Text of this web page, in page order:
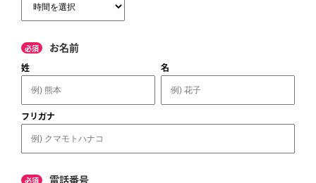
必須 お名前
姓 名
フリガナ
必須 電話番号